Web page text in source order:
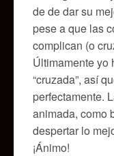
de de dar su
pese a que las
complican (o
Últimamente yo
“cruzada”, así
perfectamente.
animada, como
despertar lo
¡Ánimo!